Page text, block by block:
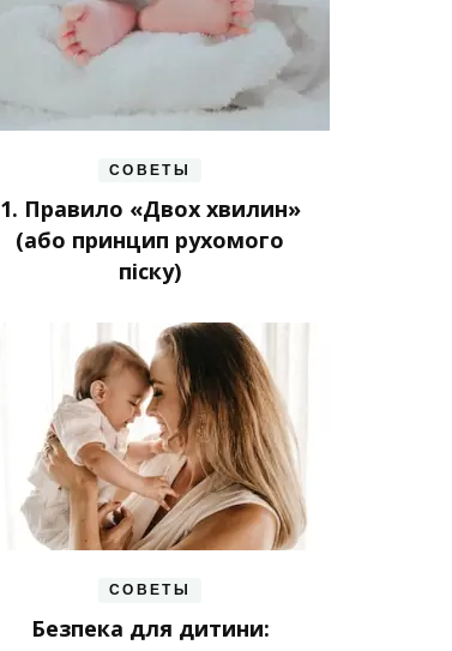
СОВЕТЫ
1. Правило «Двох хвилин»
(або принцип рухомого
піску)
СОВЕТЫ
Безпека для дитини: